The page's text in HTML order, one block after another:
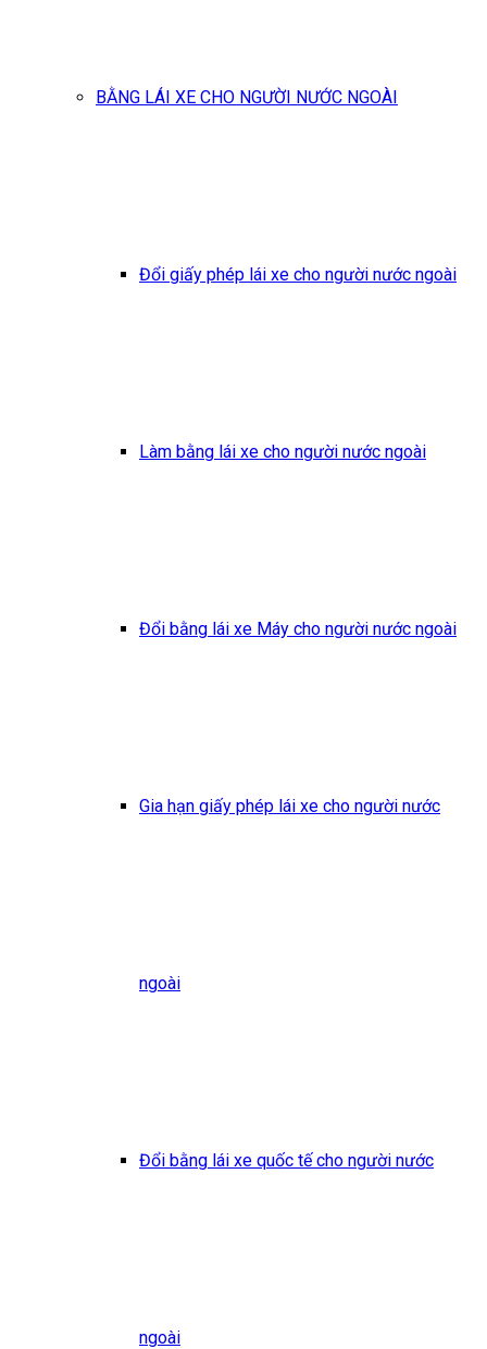
BẰNG LÁI XE CHO NGƯỜI NƯỚC NGOÀI
Đổi giấy phép lái xe cho người nước ngoài
Làm bằng lái xe cho người nước ngoài
Đổi bằng lái xe Máy cho người nước ngoài
Gia hạn giấy phép lái xe cho người nước
ngoài
Đổi bằng lái xe quốc tế cho người nước
ngoài